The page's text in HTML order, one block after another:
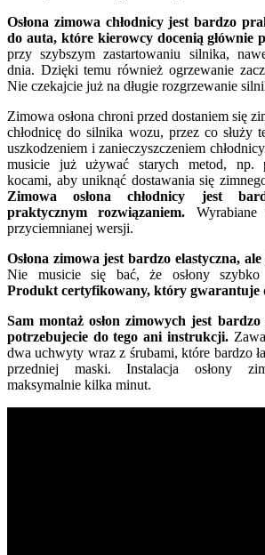
Osłona zimowa chłodnicy jest bardzo
do auta, które kierowcy docenią głównie
przy szybszym zastartowaniu silnika,
dnia. Dzięki temu również ogrzewanie
Nie czekajcie już na długie rozgrzewanie
Zimowa osłona chroni przed dostaniem się
chłodnicę do silnika wozu, przez co służy
uszkodzeniem i zanieczyszczeniem
musicie już używać starych metod, np.
kocami, aby uniknąć dostawania się
Zimowa osłona chłodnicy jest
praktycznym rozwiązaniem.
przyciemnianej wersji.
Osłona zimowa jest bardzo elastyczna,
Nie musicie się bać, że osłony szybko
Produkt certyfikowany, który gwarantuje
Sam montaż osłon zimowych jest
potrzebujecie do tego ani instrukcji.
dwa uchwyty wraz z śrubami, które bardzo
przedniej maski. Instalacja osłony
maksymalnie kilka minut.